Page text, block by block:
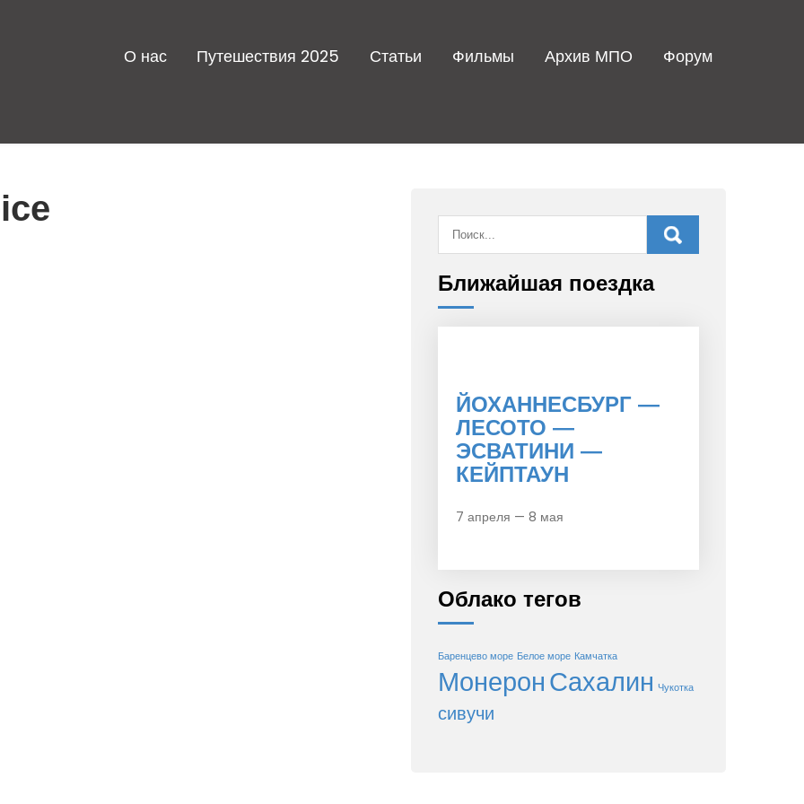
О нас Путешествия 2025 Статьи Фильмы Архив МПО Форум
Ближайшая поездка
ЙОХАННЕСБУРГ —
ЛЕСОТО —
ЭСВАТИНИ —
КЕЙПТАУН
7 апреля — 8 мая
Облако тегов
Баренцево море Белое море Камчатка
МонеронСахалин Чукотка
сивучи